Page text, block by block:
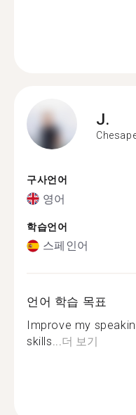
J.
구사언어
영어
학습언어
스페인어
언어 학습 목표
Improve my
skills...더 보기